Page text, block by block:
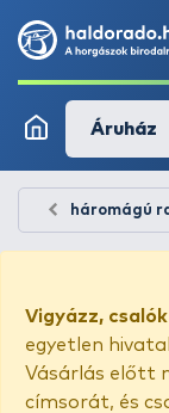
Áruház
háromágú
Vigyázz,
egyetlen
Vásárlás előtt
címsorát, és